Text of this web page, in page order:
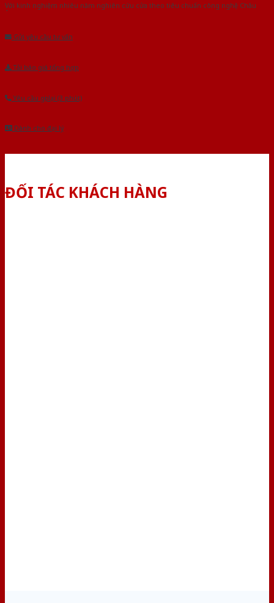
Với kinh nghiệm nhiêu năm nghiên cứu cửa theo tiêu chuẩn công nghệ Châu
Gửi yêu cầu tư vấn
Tải báo giá tổng hợp
Yêu cầu gọi lại (3 phút)
Dành cho đại lý
ĐỐI TÁC KHÁCH HÀNG